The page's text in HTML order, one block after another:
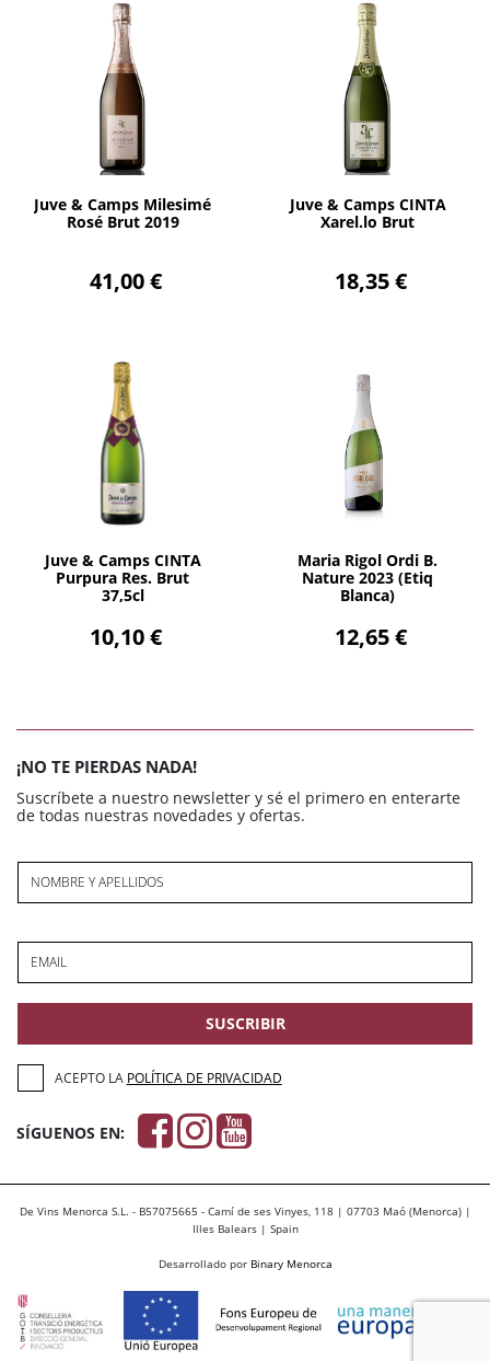
Juve & Camps Milesimé
Rosé Brut 2019
41,00 €
AÑADIR
Juve & Camps CINTA
Xarel.lo Brut
18,35 €
AÑADIR
Juve & Camps CINTA
Purpura Res. Brut
37,5cl
10,10 €
AÑADIR
Maria Rigol Ordi B.
Nature 2023 (Etiq
Blanca)
12,65 €
¡NO TE PIERDAS NADA!
Suscríbete a nuestro newsletter y sé el primero en enterarte
de todas nuestras novedades y ofertas.
NOMBRE Y APELLIDOS
EMAIL
SUSCRIBIR
ACEPTO LA POLÍTICA DE PRIVACIDAD
SÍGUENOS EN:
De Vins Menorca S.L. - B57075665 - Camí de ses Vinyes, 118 | 07703 Maó (Menorca) |
Illes Balears | Spain
Desarrollado por Binary Menorca